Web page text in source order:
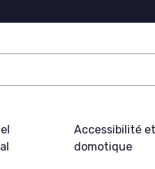
Accessibilité et
domotique